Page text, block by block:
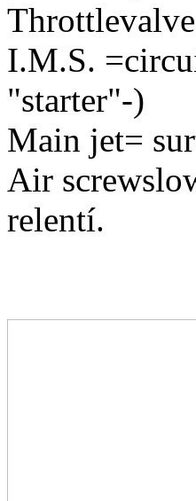
I.M.S.
"starter"-)
Main jet=
Air
relentí.